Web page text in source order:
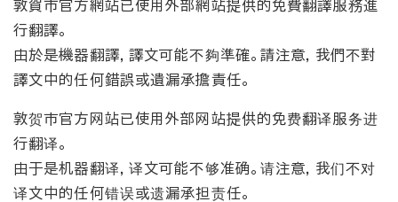
敦賀市官方網站已使用外部網站提供的免費翻譯服務進
行翻譯。
由於是機器翻譯，譯文可能不夠準確。請注意，我們不對
譯文中的任何錯誤或遺漏承擔責任。
敦贺市官方网站已使用外部网站提供的免费翻译服务进
行翻译。
由于是机器翻译，译文可能不够准确。请注意，我们不对
译文中的任何错误或遗漏承担责任。